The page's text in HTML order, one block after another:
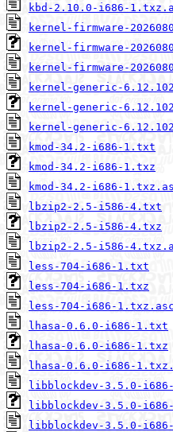
kbd-2.10.0-i686-
kernel-firmware-
kernel-firmware-
kernel-firmware-
kernel-generic-
kernel-generic-
kernel-generic-
kmod-34.2-i686-1.txt
kmod-34.2-i686-1.txz
kmod-34.2-i686-
lbzip2-2.5-i586-4.txt
lbzip2-2.5-i586-4.txz
lbzip2-2.5-i586-
less-704-i686-1.txt
less-704-i686-1.txz
less-704-i686-1.txz.asc
lhasa-0.6.0-i686-1.txt
lhasa-0.6.0-i686-1.txz
lhasa-0.6.0-i686-
libblockdev-3.5.0-
libblockdev-3.5.0-
libblockdev-3.5.0-